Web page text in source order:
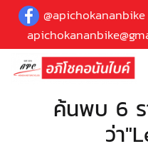
@apichokananbike
ค้นพบ 6 ร
ว่า